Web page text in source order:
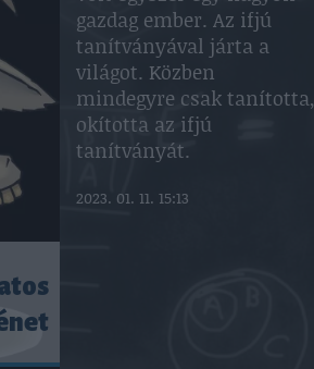
gazdag ember. Az ifjú
tanítványával járta a
világot. Közben
mindegyre csak tanította,
okította az ifjú
tanítványát.
2023. 01. 11. 15:13